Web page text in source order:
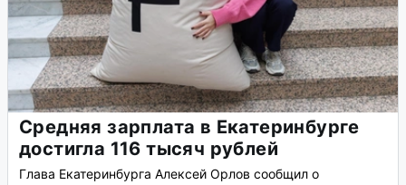
Средняя зарплата в Екатеринбурге
достигла 116 тысяч рублей
Глава Екатеринбурга Алексей Орлов сообщил о